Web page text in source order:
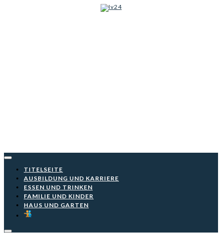
Iv24
TITELSEITE
AUSBILDUNG UND KARRIERE
ESSEN UND TRINKEN
FAMILIE UND KINDER
HAUS UND GARTEN